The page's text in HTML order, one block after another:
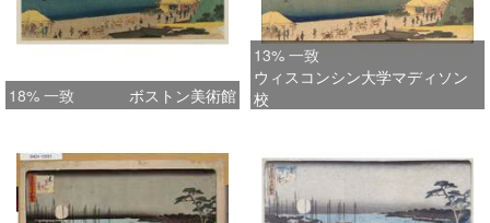
18% 一致 ボストン美術館
13% 一致
ウィスコンシン大学マディソン
校